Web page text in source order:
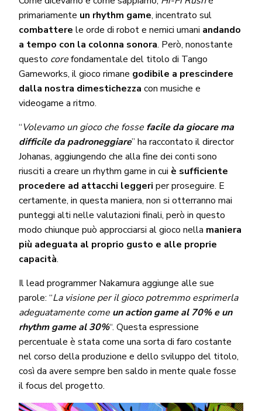
primariamente un rhythm game, incentrato sul
combattere le orde di robot e nemici umani andando
a tempo con la colonna sonora. Però, nonostante
questo corefondamentale del titolo di Tango
Gameworks, il gioco rimane godibile a prescindere
dalla nostra dimestichezzacon musiche e
videogame a ritmo.
“Volevamo un gioco che fosse facile da giocare ma
difficile da padroneggiare” ha raccontato il director
Johanas, aggiungendo che alla fine dei conti sono
riusciti a creare un rhythm game in cui è sufficiente
procedere ad attacchi leggeriper proseguire. E
certamente, in questa maniera, non si otterranno mai
punteggi alti nelle valutazioni finali, però in questo
modo chiunque può approcciarsi al gioco nella maniera
più adeguata al proprio gusto e alle proprie
capacità.
Il lead programmer Nakamura aggiunge alle sue
parole: “La visione per il gioco potremmo esprimerla
adeguatamente come un action game al 70% e un
rhythm game al 30%“. Questa espressione
percentuale è stata come una sorta di faro costante
nel corso della produzione e dello sviluppo del titolo,
così da avere sempre ben saldo in mente quale fosse
il focus del progetto.